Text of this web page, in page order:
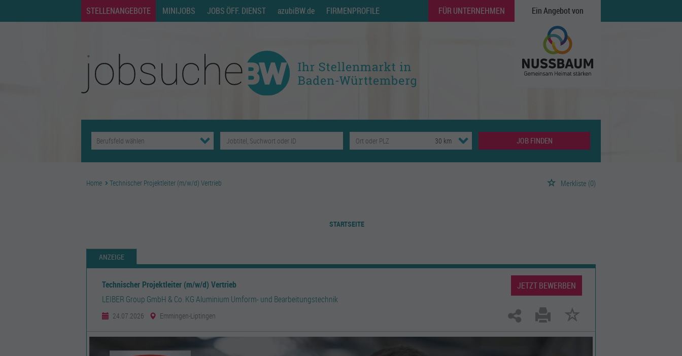
STELLENANGEBOTE MINIJOBS JOBS ÖFF. DIENST azubiBW.de FIRMENPROFILE FÜR UNTERNEHMEN Ein Angebot von
JOB FINDEN
Home Technischer Projektleiter (m/w/d) Vertrieb Merkliste (0)
STARTSEITE
ANZEIGE
Technischer Projektleiter (m/w/d) Vertrieb
LEIBER Group GmbH & Co. KG Aluminium Umform- und Bearbeitungstechnik
24.07.2026 Emmingen-Liptingen
JETZT BEWERBEN